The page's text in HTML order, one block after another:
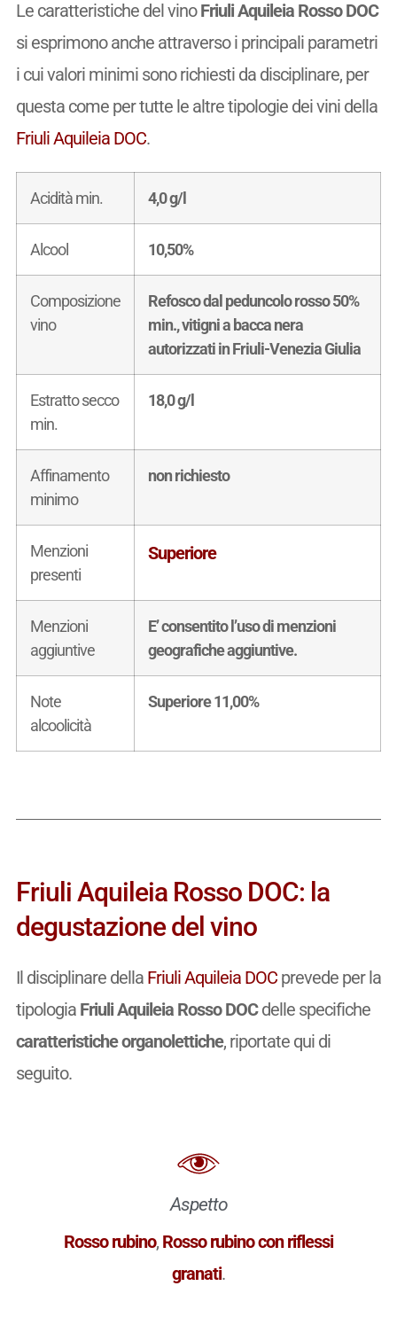
Le caratteristiche del vinoFriuli Aquileia Rosso DOC
si esprimono anche attraverso i principali parametri
i cui valori minimi sono richiesti da disciplinare, per
questa come per tutte le altre tipologie dei vini della
Friuli Aquileia DOC.
Acidità min. 4,0 g/l
Alcool 10,50%
Composizione
vino
Refosco dal peduncolo rosso 50%
min., vitigni a bacca nera
autorizzati in Friuli-Venezia Giulia
Estratto secco
min.
18,0 g/l
Affinamento
minimo
non richiesto
Menzioni
presenti
Superiore
Menzioni
aggiuntive
E’ consentito l’uso di menzioni
geografiche aggiuntive.
Note
alcoolicità
Superiore 11,00%
Friuli Aquileia Rosso DOC: la
degustazione del vino
Il disciplinare della Friuli Aquileia DOCprevede per la
tipologia Friuli Aquileia Rosso DOCdelle specifiche
caratteristiche organolettiche, riportate qui di
seguito.
Aspetto
Rosso rubino, Rosso rubino con riflessi
granati.